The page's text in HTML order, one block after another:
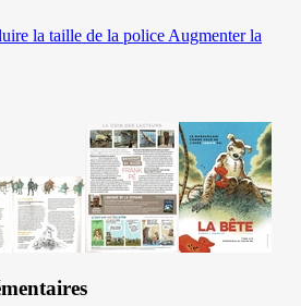
la taille de la police Augmenter la